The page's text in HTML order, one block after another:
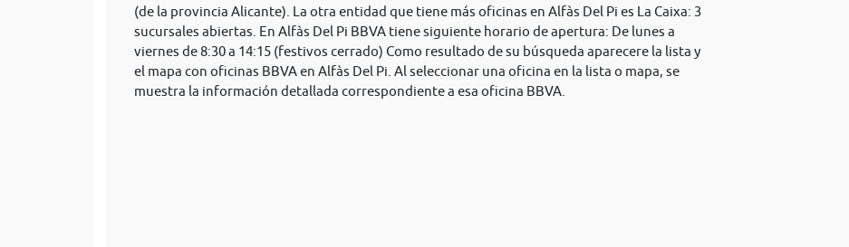
(de la provincia Alicante). La otra entidad que tiene más oficinas en Alfàs Del Pi es La Caixa: 3
sucursales abiertas. En Alfàs Del Pi BBVA tiene siguiente horario de apertura: De lunes a
viernes de 8:30 a 14:15 (festivos cerrado) Como resultado de su búsqueda aparecere la lista y
el mapa con oficinas BBVA en Alfàs Del Pi. Al seleccionar una oficina en la lista o mapa, se
muestra la información detallada correspondiente a esa oficina BBVA.